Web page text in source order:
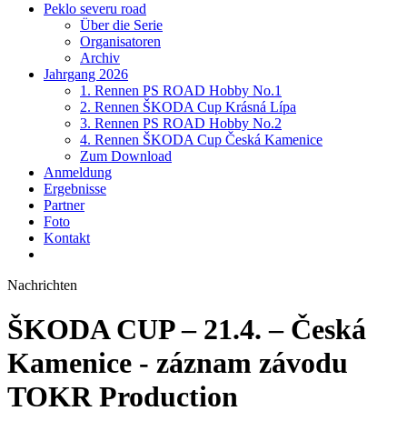
Peklo severu road
Über die Serie
Organisatoren
Archiv
Jahrgang 2026
1. Rennen PS ROAD Hobby No.1
2. Rennen ŠKODA Cup Krásná Lípa
3. Rennen PS ROAD Hobby No.2
4. Rennen ŠKODA Cup Česká Kamenice
Zum Download
Anmeldung
Ergebnisse
Partner
Foto
Kontakt
Nachrichten
ŠKODA CUP – 21.4. – Česká
Kamenice - záznam závodu
TOKR Production